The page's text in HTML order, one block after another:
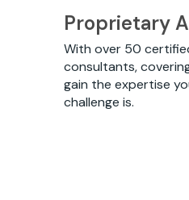
Proprietary
With over 50
consultants,
gain the expertise
challenge is.